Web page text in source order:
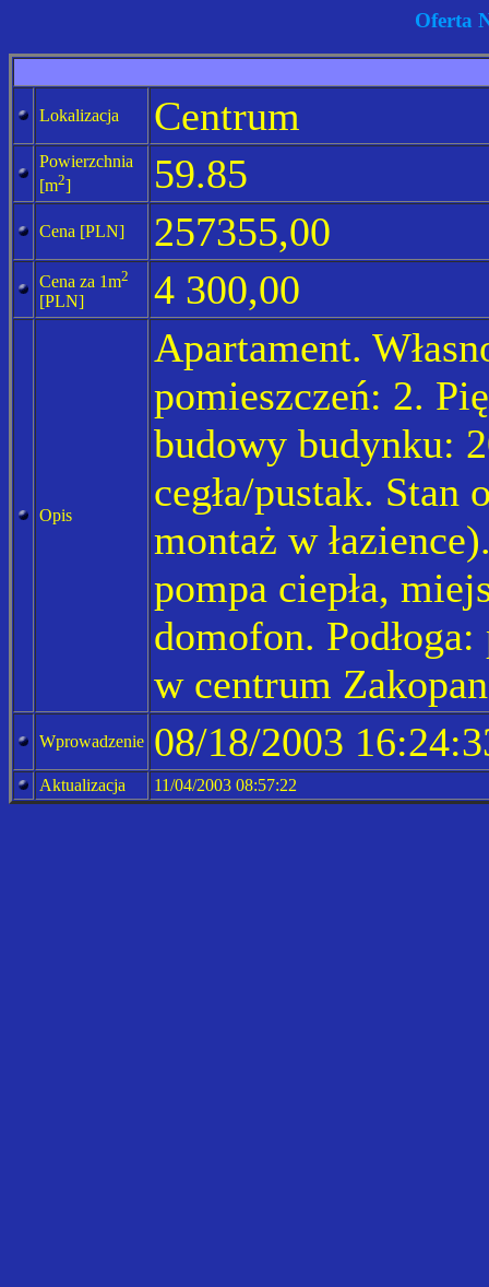
Oferta
Lokalizacja Centrum
Powierzchnia
[m2] 59.85
Cena [PLN] 257355,00
Cena za 1m2
[PLN] 4 300,00
Opis
Apartament.
pomieszczeń: 2.
budowy budynku:
cegła/pustak.
montaż w
pompa ciepła,
domofon.
w centrum
Wprowadzenie 08/18/2003
Aktualizacja 11/04/2003 08:57:22